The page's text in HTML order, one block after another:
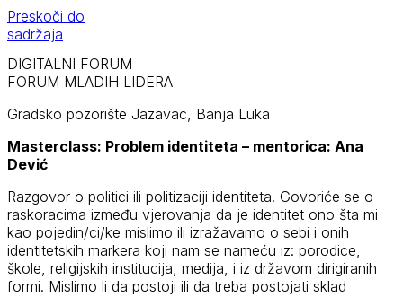
Preskoči do
sadržaja
DIGITALNI FORUM
FORUM MLADIH LIDERA
Gradsko pozorište Jazavac, Banja Luka
Masterclass: Problem identiteta – mentorica: Ana
Dević
Razgovor o politici ili politizaciji identiteta. Govoriće se o
raskoracima između vjerovanja da je identitet ono šta mi
kao pojedin/ci/ke mislimo ili izražavamo o sebi i onih
identitetskih markera koji nam se nameću iz: porodice,
škole, religijskih institucija, medija, i iz državom dirigiranih
formi. Mislimo li da postoji ili da treba postojati sklad